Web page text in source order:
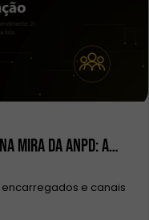
mira da ANPD: a…
encarregados e canais